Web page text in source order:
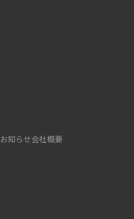
お知らせ会社概要